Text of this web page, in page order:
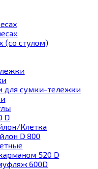
(со стулом)
для сумки-тележки
D
Клетка
D 800
520 D
600D